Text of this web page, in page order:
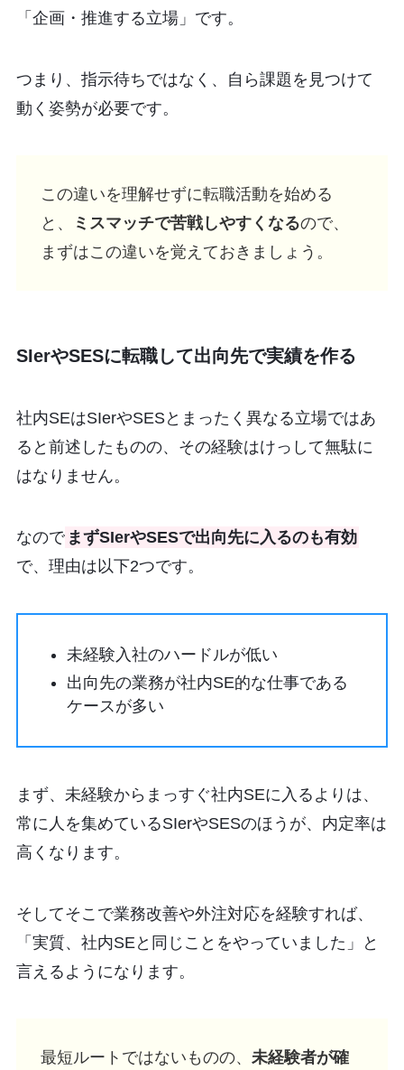
「企画・推進する立場」です。
つまり、指示待ちではなく、自ら課題を見つけて
動く姿勢が必要です。
この違いを理解せずに転職活動を始める
と、
ミスマッチで苦戦しやすくなるので、
まずはこの違いを覚えておきましょう。
SIerやSESに転職して出向先で実績を作る
社内SEはSIerやSESとまったく異なる立場ではあ
ると前述したものの、その経験はけっして無駄に
はなりません。
なので まずSIerやSESで出向先に入るのも有効
で、理由は以下2つです。
未経験入社のハードルが低い
出向先の業務が社内SE的な仕事である
ケースが多い
まず、未経験からまっすぐ社内SEに入るよりは、
常に人を集めているSIerやSESのほうが、内定率は
高くなります。
そしてそこで業務改善や外注対応を経験すれば、
「実質、社内SEと同じことをやっていました」と
言えるようになります。
最短ルートではないものの、 未経験者が確